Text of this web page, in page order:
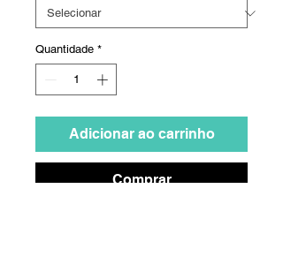
Quantidade *
Adicionar ao carrinho
Comprar